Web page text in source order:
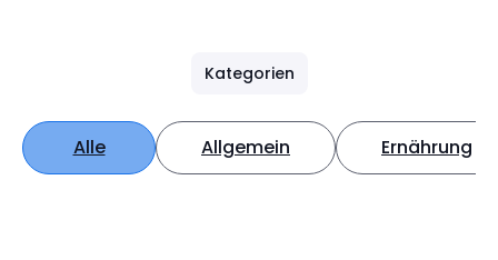
Kategorien
Alle Allgemein Ernährung